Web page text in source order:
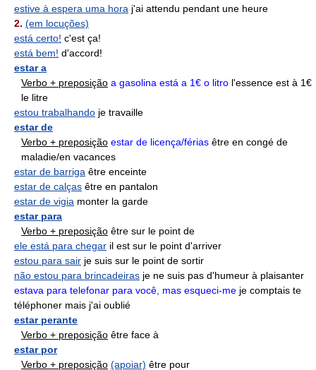
estive à espera uma hora j'ai attendu pendant une heure
2. (em locuções)
está certo! c'est ça!
está bem! d'accord!
estar a
Verbo + preposição a gasolina está a 1€ o litro l'essence est à 1€
le litre
estou trabalhando je travaille
estar de
Verbo + preposição estar de licença/férias être en congé de
maladie/en vacances
estar de barriga être enceinte
estar de calças être en pantalon
estar de vigia monter la garde
estar para
Verbo + preposição être sur le point de
ele está para chegar il est sur le point d'arriver
estou para sair je suis sur le point de sortir
não estou para brincadeiras je ne suis pas d'humeur à plaisanter
estava para telefonar para você, mas esqueci-me je comptais te
téléphoner mais j'ai oublié
estar perante
Verbo + preposição être face à
estar por
Verbo + preposição (apoiar) être pour